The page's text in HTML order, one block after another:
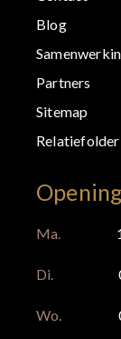
Blog
Partners
Sitemap
Relatiefolder
Ma.
Di.
Wo.